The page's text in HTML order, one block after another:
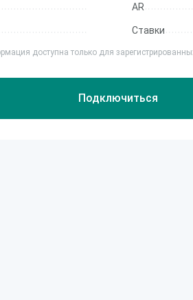
AR
Ставки
доступна только для
Подключиться